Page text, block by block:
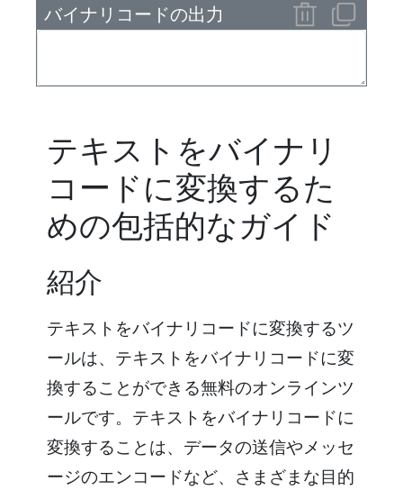
バイナリコードの出力
テキストをバイナリ
コードに変換するた
めの包括的なガイド
紹介
テキストをバイナリコードに変換するツ
ールは、テキストをバイナリコードに変
換することができる無料のオンラインツ
ールです。テキストをバイナリコードに
変換することは、データの送信やメッセ
ージのエンコードなど、さまざまな目的